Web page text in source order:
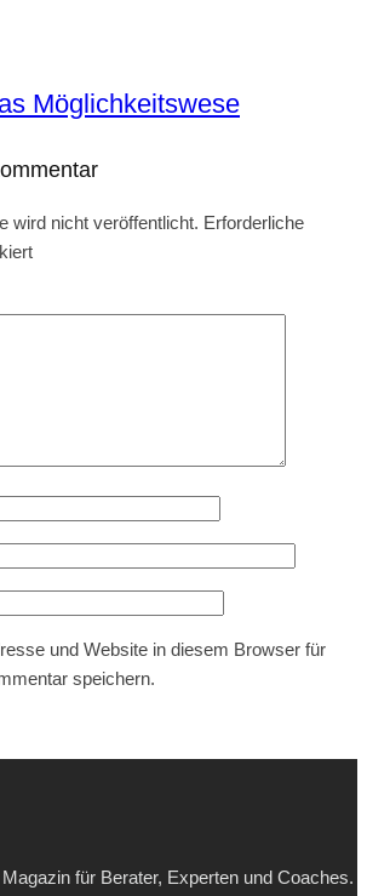
Möglichkeitswese
wird nicht veröffentlicht. Erforderliche
und Website in diesem Browser für
speichern.
für Berater, Experten und Coaches.